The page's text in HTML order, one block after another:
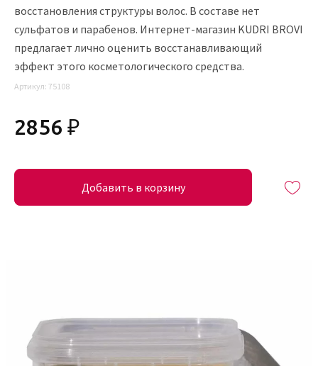
восстановления структуры волос. В составе нет
сульфатов и парабенов. Интернет-магазин KUDRI BROVI
предлагает лично оценить восстанавливающий
эффект этого косметологического средства.
Артикул: 75108
2856 ₽
Добавить в корзину